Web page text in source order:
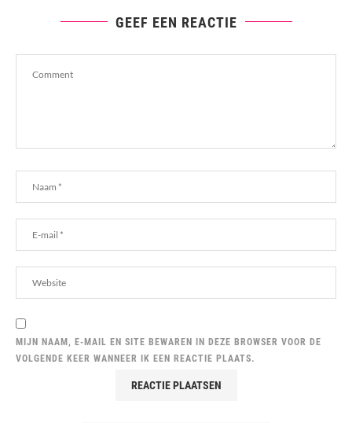
GEEF EEN REACTIE
MIJN NAAM, E-MAIL EN SITE BEWAREN IN DEZE BROWSER VOOR DE
VOLGENDE KEER WANNEER IK EEN REACTIE PLAATS.